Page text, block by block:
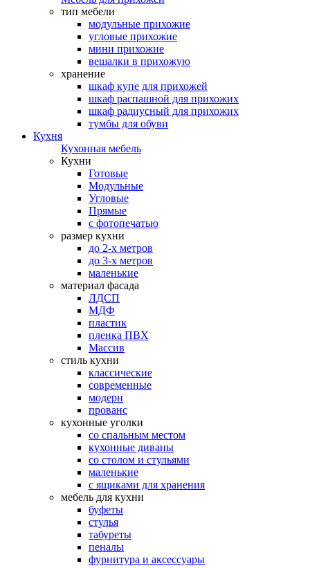
тип мебели
модульные прихожие
угловые прихожие
мини прихожие
вешалки в прихожую
хранение
шкаф купе для прихожей
шкаф распашной для прихожих
шкаф радиусный для прихожих
тумбы для обуви
Кухня
Кухонная мебель
Кухни
Готовые
Модульные
Угловые
Прямые
с фотопечатью
размер кухни
до 2-х метров
до 3-х метров
маленькие
материал фасада
ЛДСП
МДФ
пластик
пленка ПВХ
Массив
стиль кухни
классические
современные
модерн
прованс
кухонные уголки
со спальным местом
кухонные диваны
со столом и стульями
маленькие
с ящиками для хранения
мебель для кухни
буфеты
стулья
табуреты
пеналы
фурнитура и аксессуары